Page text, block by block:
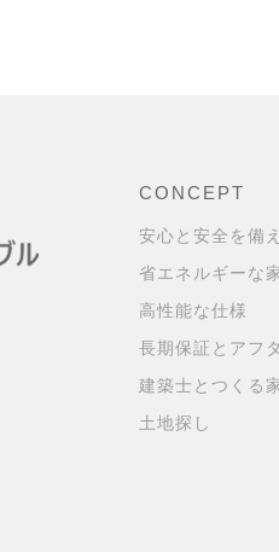
CONCEPT
安心と安全を備
省エネルギーな
高性能な仕様
長期保証とアフ
建築士とつくる
土地探し